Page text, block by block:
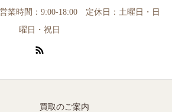
業時間：9:00-18:00 定休日：土曜日・日
曜日・祝日
買取のご案内